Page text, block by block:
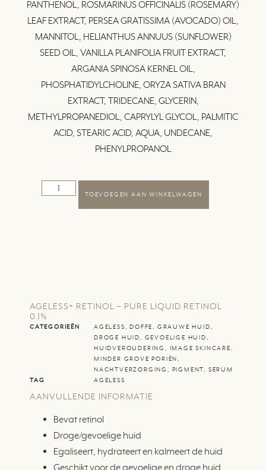
PANTHENOL, ROSMARINUS OFFICINALIS (ROSEMARY)
LEAF EXTRACT, PERSEA GRATISSIMA (AVOCADO) OIL,
MANNITOL, HELIANTHUS ANNUUS (SUNFLOWER)
SEED OIL, VANILLA PLANIFOLIA FRUIT EXTRACT,
ARGANIA SPINOSA KERNEL OIL,
PHOSPHATIDYLCHOLINE, ORYZA SATIVA BRAN
EXTRACT, TRIDECANE, GLYCERIN,
METHYLPROPANEDIOL, CAPRYLYL GLYCOL, PALMITIC
ACID, STEARIC ACID, AQUA, UNDECANE,
PHENYLPROPANOL
TOEVOEGEN AAN WINKELWAGEN
AGELESS+ RETINOL – PURE LIQUID RETINOL
0.1%
CATEGORIEËN AGELESS,DOFFE, GRAUWE HUID,
DROGE HUID, GEVOELIGE HUID,
HUIDVEROUDERING, IMAGE SKINCARE,
MINDER GROVE PORIËN,
NACHTVERZORGING, PIGMENT, SERUM
TAG
AGELESS
AANVULLENDE INFORMATIE
Bevat retinol
Droge/gevoelige huid
Egaliseert, hydrateert en kalmeert de huid